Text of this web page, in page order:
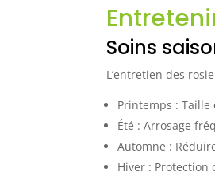
Soins
L’entretien des
Printemps :
Été : Arrosage
Automne :
Hiver :